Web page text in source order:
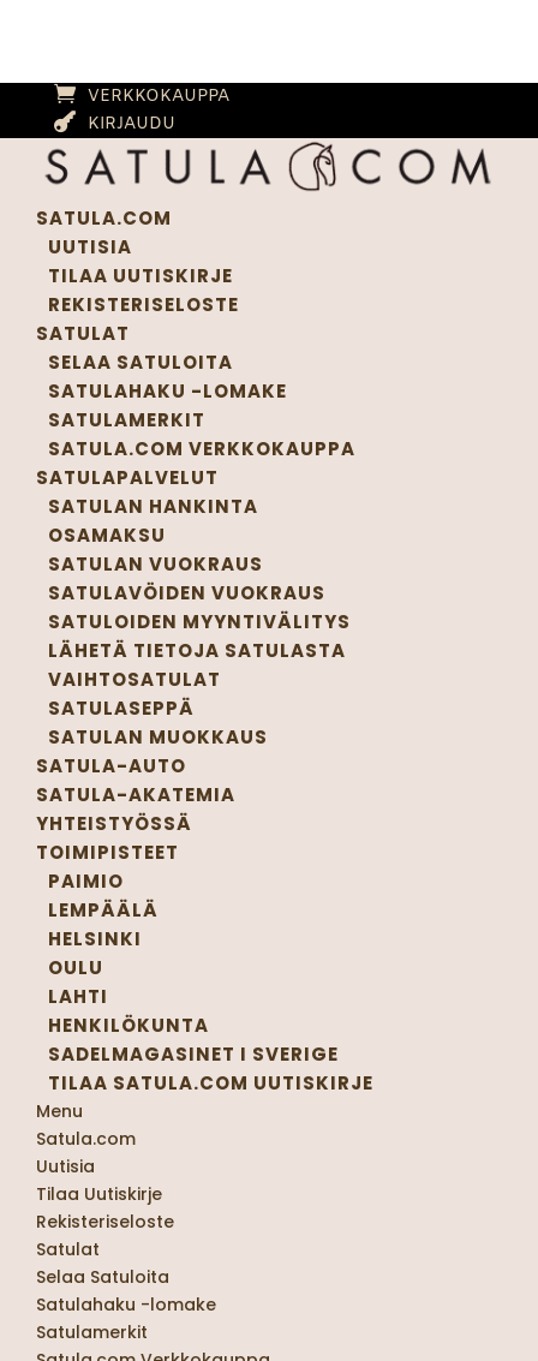
VERKKOKAUPPA
KIRJAUDU
SATULA.COM
UUTISIA
TILAA UUTISKIRJE
REKISTERISELOSTE
SATULAT
SELAA SATULOITA
SATULAHAKU -LOMAKE
SATULAMERKIT
SATULA.COM VERKKOKAUPPA
SATULAPALVELUT
SATULAN HANKINTA
OSAMAKSU
SATULAN VUOKRAUS
SATULAVÖIDEN VUOKRAUS
SATULOIDEN MYYNTIVÄLITYS
LÄHETÄ TIETOJA SATULASTA
VAIHTOSATULAT
SATULASEPPÄ
SATULAN MUOKKAUS
SATULA-AUTO
SATULA-AKATEMIA
YHTEISTYÖSSÄ
TOIMIPISTEET
PAIMIO
LEMPÄÄLÄ
HELSINKI
OULU
LAHTI
HENKILÖKUNTA
SADELMAGASINET I SVERIGE
TILAA SATULA.COM UUTISKIRJE
Menu
Satula.com
Uutisia
Tilaa Uutiskirje
Rekisteriseloste
Satulat
Selaa Satuloita
Satulahaku -lomake
Satulamerkit